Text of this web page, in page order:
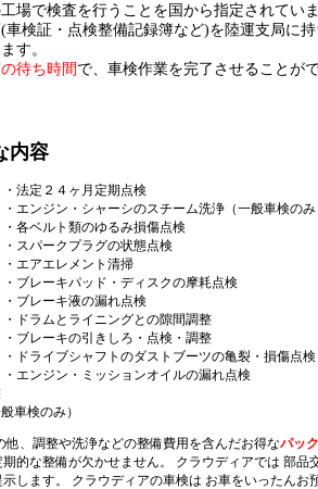
場で検査を行うことを国から指定されていま
検証・点検整備記録簿など)を陸運支局に持
す。
待ち時間 で、車検作業を完了させることがで
内容
・法定２４ヶ月定期点検
・エンジン・シャーシのスチーム洗浄（一般車検のみ
・各ベルト類のゆるみ損傷点検
・スパークプラグの状態点検
・エアエレメント清掃
・ブレーキパッド・ディスクの摩耗点検
・ブレーキ液の漏れ点検
・ドラムとライニングとの隙間調整
・ブレーキの引きしろ・点検・調整
・ドライブシャフトのダストブーツの亀裂・損傷点検
・エンジン・ミッションオイルの漏れ点検
車検のみ）
他、調整や洗浄などの整備費用を含んだお得なパッ
的な整備が欠かせません。 クラウディアでは 部
します。 クラウディアの車検は お車をいったん